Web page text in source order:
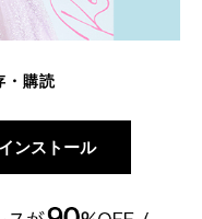
・購読
インストール